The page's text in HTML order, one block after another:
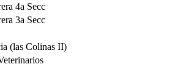
4a Secc
3a Secc
(las Colinas II)